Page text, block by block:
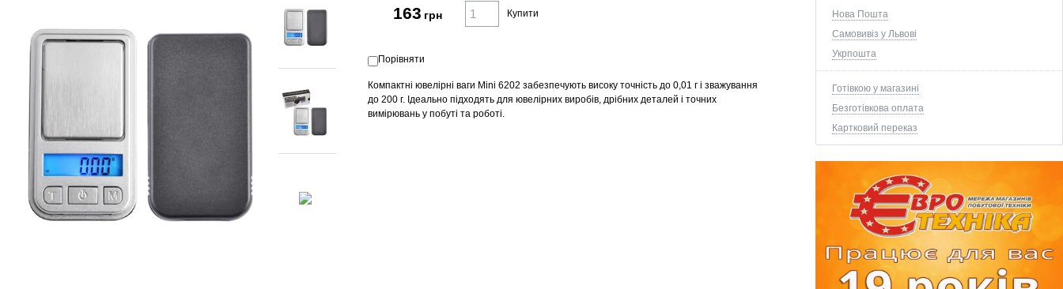
Нова Пошта
Самовивіз у Львові
Укрпошта
Готівкою у магазині
Безготівкова оплата
Картковий переказ
163 грн Купити
Порівняти
Компактні ювелірні ваги Mini 6202 забезпечують високу точність до 0,01 г і зважування
до 200 г. Ідеально підходять для ювелірних виробів, дрібних деталей і точних
вимірювань у побуті та роботі.